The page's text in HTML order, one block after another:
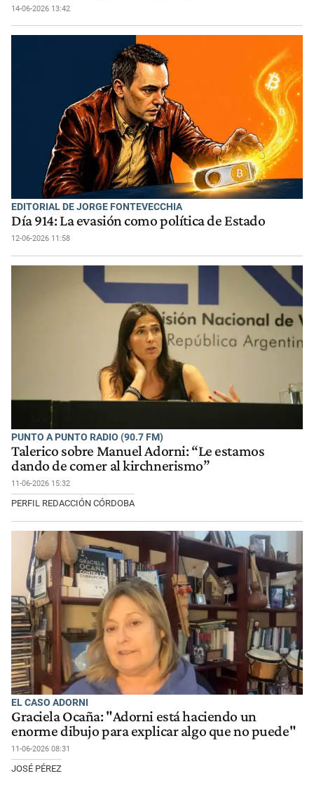
14-06-2026 13:42
EDITORIAL DE JORGE FONTEVECCHIA
Día 914: La evasión como política de Estado
12-06-2026 11:58
PUNTO A PUNTO RADIO (90.7 FM)
Talerico sobre Manuel Adorni: “Le estamos
dando de comer al kirchnerismo”
11-06-2026 15:32
PERFIL REDACCIÓN CÓRDOBA
EL CASO ADORNI
Graciela Ocaña: "Adorni está haciendo un
enorme dibujo para explicar algo que no puede"
11-06-2026 08:31
JOSÉ PÉREZ